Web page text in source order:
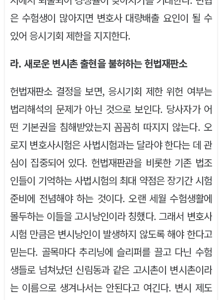
은 수험생이 많아지면 변호사 대량배출 요인이 될 수
있어 응시기회 제한을 지지한다.
라. 새로운 변시촌 출현을 불허하는 헌법재판소
헌법재판소 결정을 보면, 응시기회 제한 위헌 여부는
법리해석의 문제가 아닌 것으로 보인다. 당사자가 어
떤 기본권을 침해받았는지 꼼꼼히 따지지 않는다. 오
로지 변호사시험은 사법시험과는 달라야 한다는 데 관
심이 집중되어 있다. 헌법재판관을 비롯한 기존 법조
인들이 기억하는 사법시험의 최대 약점은 장기간 시험
준비에 전념해야 하는 것이다. 오랜 세월 수험생활에
몰두하는 이들을 고시낭인이라 칭했다. 그래서 변호사
시험 만큼은 변시낭인이 발생하지 않도록 해야 한다고
믿는다. 골목마다 추리닝에 슬리퍼를 끌고 다닌 수험
생들로 넘쳐났던 신림동과 같은 고시촌이 변시촌이라
는 이름으로 생겨나서는 안된다고 여긴다. 변시 제도